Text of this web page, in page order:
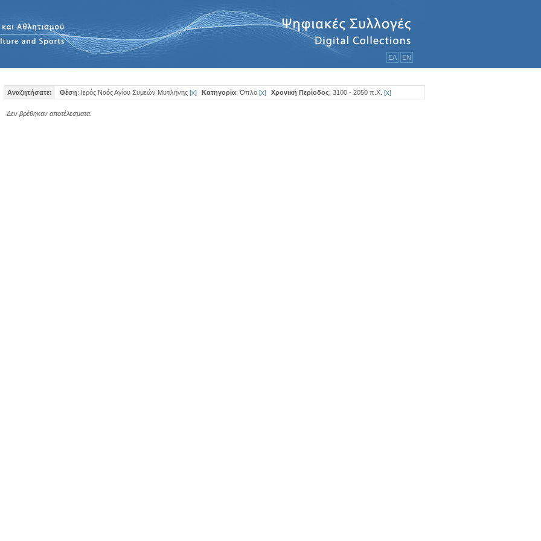
ΕΛ ΕΝ
Αναζητήσατε: Θέση: Ιερός Ναός Αγίου Συμεών Μυτιλήνης [x] Κατηγορία: Όπλο [x] Χρονική Περίοδος: 3100 - 2050 π.Χ. [x]
Δεν βρέθηκαν αποτέλεσματα.